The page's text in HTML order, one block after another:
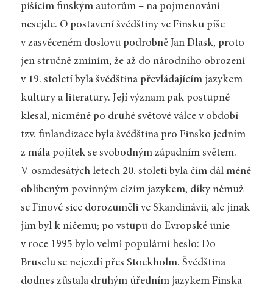
píšícím finským autorům – na pojmenování
nesejde. O postavení švédštiny ve Finsku píše
v zasvěceném doslovu podrobně Jan Dlask, proto
jen stručně zmíním, že až do národního obrození
v 19. století byla švédština převládajícím jazykem
kultury a literatury. Její význam pak postupně
klesal, nicméně po druhé světové válce v období
tzv. finlandizace byla švédština pro Finsko jedním
z mála pojítek se svobodným západním světem.
V osmdesátých letech 20. století byla čím dál méně
oblíbeným povinným cizím jazykem, díky němuž
se Finové sice dorozuměli ve Skandinávii, ale jinak
jim byl k ničemu; po vstupu do Evropské unie
v roce 1995 bylo velmi populární heslo: Do
Bruselu se nejezdí přes Stockholm. Švédština
dodnes zůstala druhým úředním jazykem Finska